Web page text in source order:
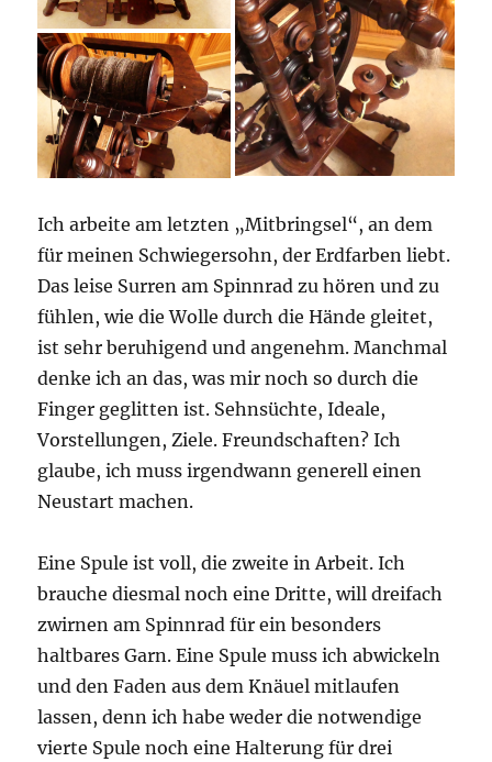
Ich arbeite am letzten „Mitbringsel“, an dem
für meinen Schwiegersohn, der Erdfarben liebt.
Das leise Surren am Spinnrad zu hören und zu
fühlen, wie die Wolle durch die Hände gleitet,
ist sehr beruhigend und angenehm. Manchmal
denke ich an das, was mir noch so durch die
Finger geglitten ist. Sehnsüchte, Ideale,
Vorstellungen, Ziele. Freundschaften? Ich
glaube, ich muss irgendwann generell einen
Neustart machen.
Eine Spule ist voll, die zweite in Arbeit. Ich
brauche diesmal noch eine Dritte, will dreifach
zwirnen am Spinnrad für ein besonders
haltbares Garn. Eine Spule muss ich abwickeln
und den Faden aus dem Knäuel mitlaufen
lassen, denn ich habe weder die notwendige
vierte Spule noch eine Halterung für drei